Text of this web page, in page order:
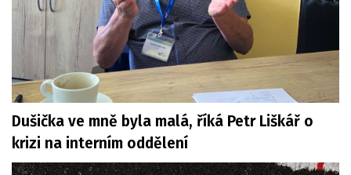
Dušička ve mně byla malá, říká Petr Liškář o
krizi na interním oddělení